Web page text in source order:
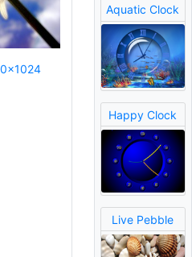
Aquatic Clock
Happy Clock
Live Pebble